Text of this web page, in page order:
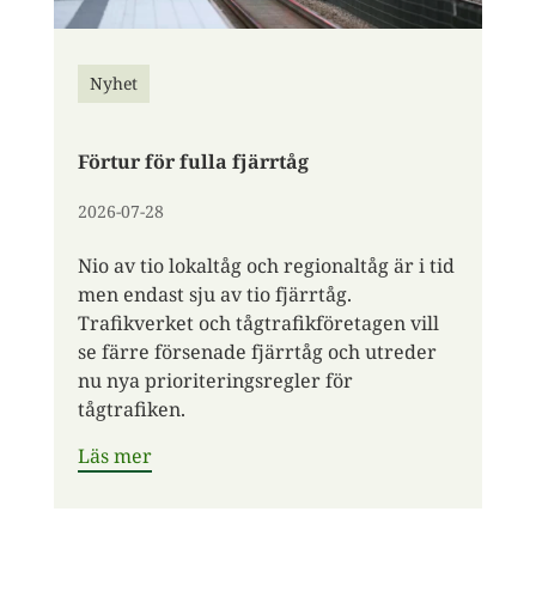
Nyhet
Förtur för fulla fjärrtåg
2026-07-28
Nio av tio lokaltåg och regionaltåg är i tid
men endast sju av tio fjärrtåg.
Trafikverket och tågtrafikföretagen vill
se färre försenade fjärrtåg och utreder
nu nya prioriteringsregler för
tågtrafiken.
Läs mer